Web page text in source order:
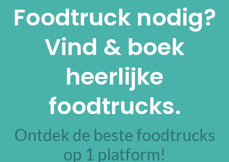
Foodtruck nodig?
Vind & boek
heerlijke
foodtrucks.
Ontdek de beste foodtrucks
op 1 platform!